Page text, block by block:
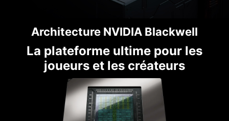
Architecture NVIDIA Blackwell
La plateforme ultime pour les
joueurs et les créateurs